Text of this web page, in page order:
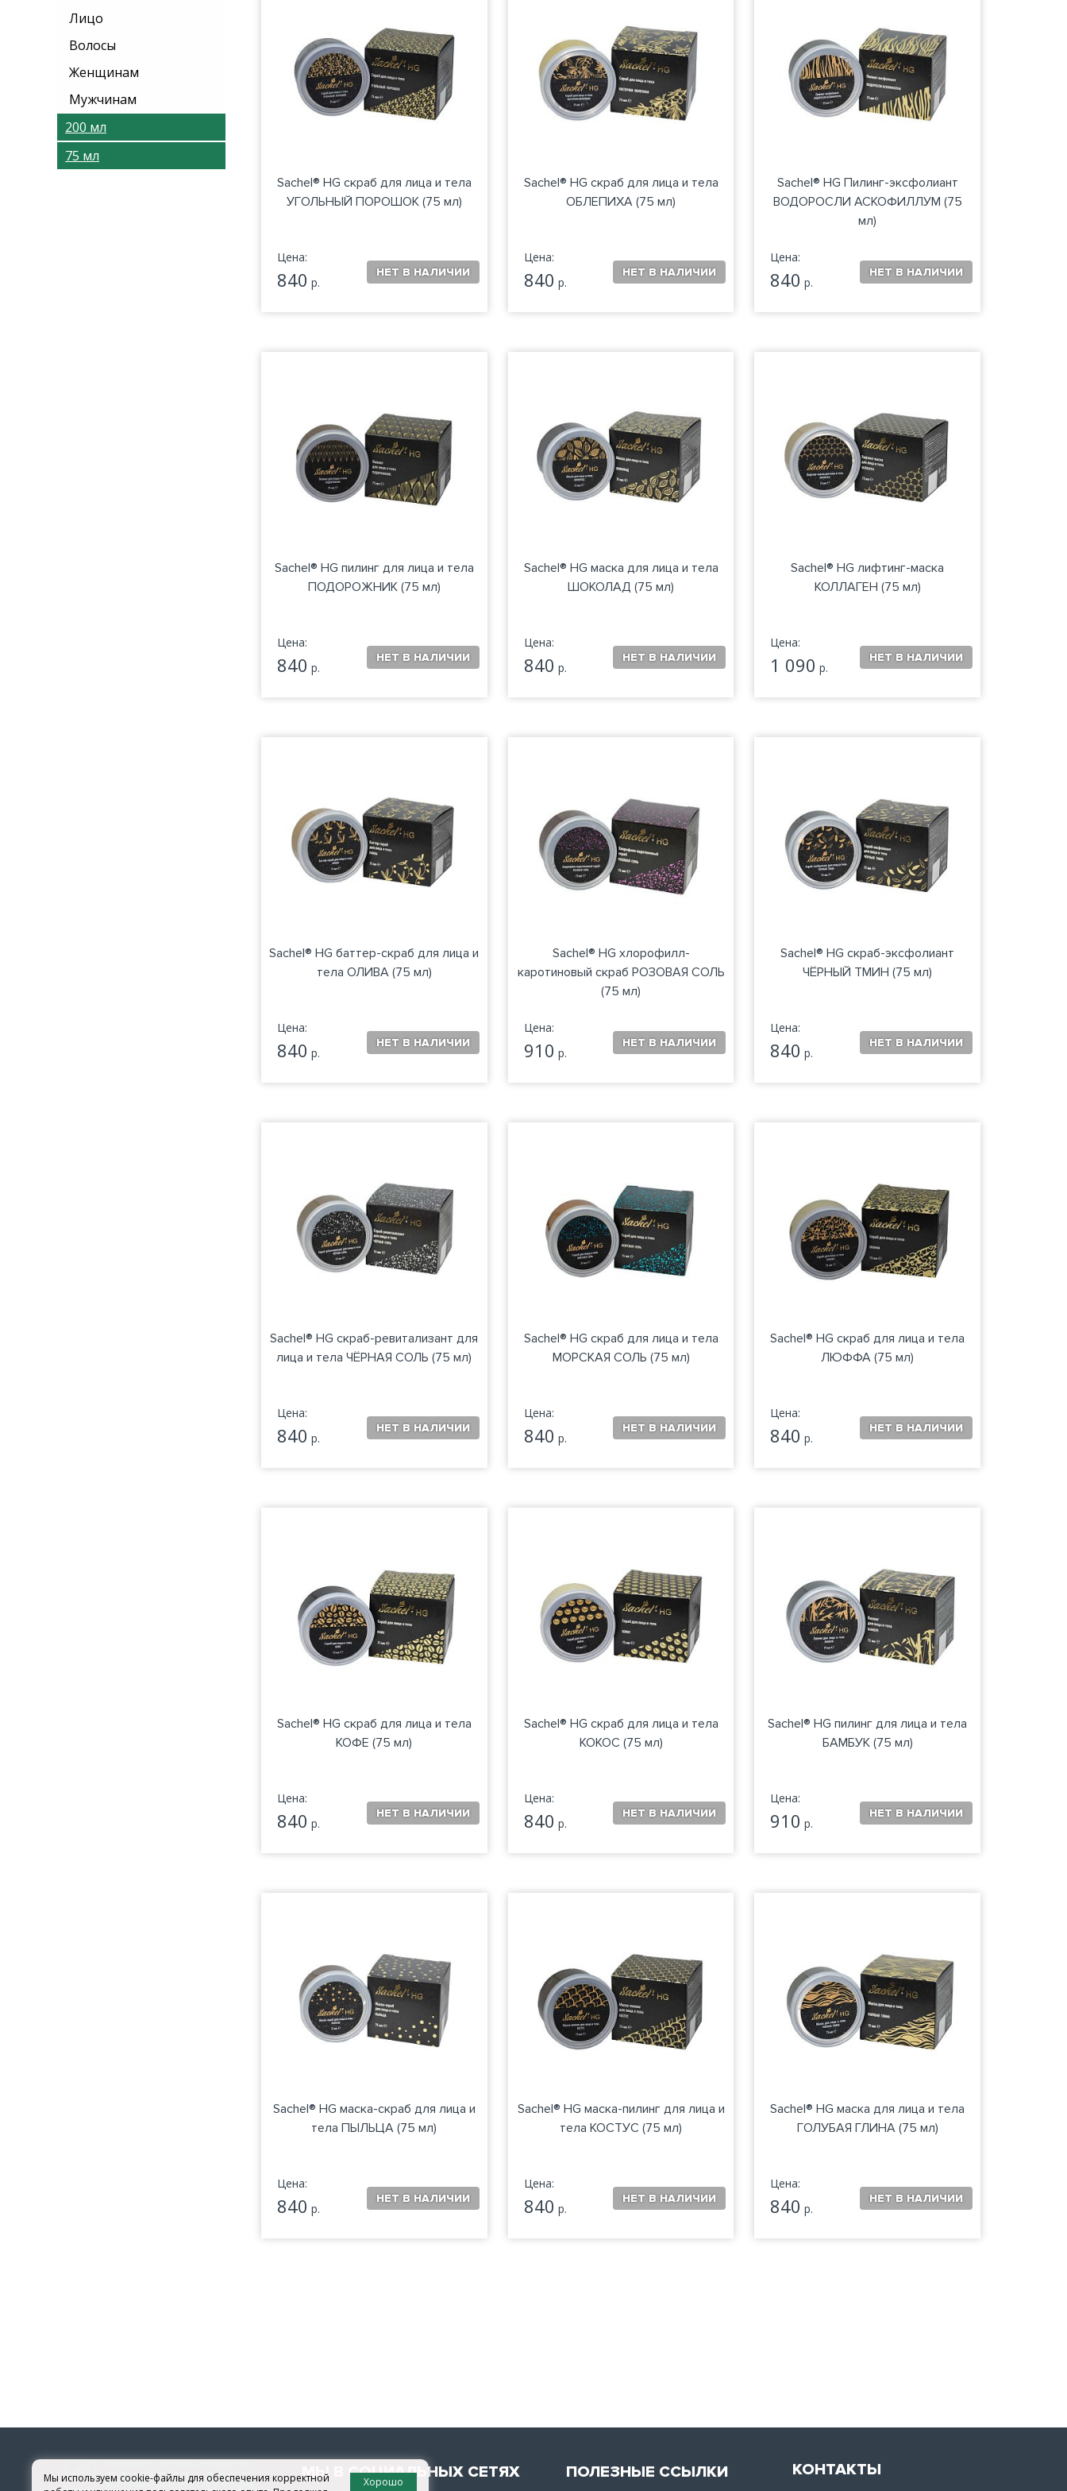
Лицо
Волосы
Женщинам
Мужчинам
200 мл
75 мл
Sachel® HG скраб для лица и тела
УГОЛЬНЫЙ ПОРОШОК (75 мл)
Цена:
840 р.
Sachel® HG скраб для лица и тела
ОБЛЕПИХА (75 мл)
Цена:
840 р.
Sachel® HG Пилинг-эксфолиант
ВОДОРОСЛИ АСКОФИЛЛУМ (75
мл)
Цена:
840 р.
Sachel® HG пилинг для лица и тела
ПОДОРОЖНИК (75 мл)
Цена:
840 р.
Sachel® HG маска для лица и тела
ШОКОЛАД (75 мл)
Цена:
840 р.
Sachel® HG лифтинг-маска
КОЛЛАГЕН (75 мл)
Цена:
1 090 р.
Sachel® HG баттер-скраб для лица и
тела ОЛИВА (75 мл)
Цена:
840 р.
Sachel® HG хлорофилл-
каротиновый скраб РОЗОВАЯ СОЛЬ
(75 мл)
Цена:
910 р.
Sachel® HG скраб-эксфолиант
ЧЁРНЫЙ ТМИН (75 мл)
Цена:
840 р.
Sachel® HG скраб-ревитализант для
лица и тела ЧЁРНАЯ СОЛЬ (75 мл)
Цена:
840 р.
Sachel® HG скраб для лица и тела
МОРСКАЯ СОЛЬ (75 мл)
Цена:
840 р.
Sachel® HG скраб для лица и тела
ЛЮФФА (75 мл)
Цена:
840 р.
Sachel® HG скраб для лица и тела
КОФЕ (75 мл)
Цена:
840 р.
Sachel® HG скраб для лица и тела
КОКОС (75 мл)
Цена:
840 р.
Sachel® HG пилинг для лица и тела
БАМБУК (75 мл)
Цена:
910 р.
Sachel® HG маска-скраб для лица и
тела ПЫЛЬЦА (75 мл)
Цена:
840 р.
Sachel® HG маска-пилинг для лица и
тела КОСТУС (75 мл)
Цена:
840 р.
Sachel® HG маска для лица и тела
ГОЛУБАЯ ГЛИНА (75 мл)
Цена:
840 р.
МЫ В СОЦИАЛЬНЫХ СЕТЯХ ПОЛЕЗНЫЕ ССЫЛКИ КОНТАКТЫ
Мы используем cookie-файлы для обеспечения корректной
Хорошо